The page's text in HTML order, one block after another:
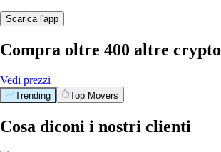
Scarica l'app
Compra oltre 400 altre crypto
Vedi prezzi
Trending Top Movers
Cosa diconi i nostri clienti